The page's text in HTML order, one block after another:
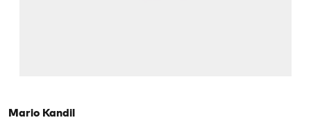
Mario Kandil